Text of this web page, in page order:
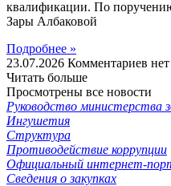
квалификации. По
Зары Албаковой
Подробнее »
23.07.2026 Комментариев нет
Читать больше
Просмотрены все новости
Руководство министерства
Ингушетия
Структура
Противодействие коррупции
Официальный интернет-
Сведения о закупках